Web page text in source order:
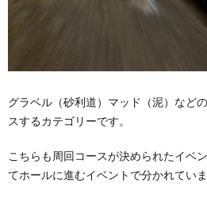
グラベル（砂利道）マッド（泥）など
スするカテゴリーです。
こちらも周回コースが決められたイベ
てホールに進むイベントで分かれていま